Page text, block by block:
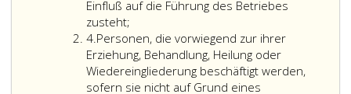
alle
Rahmen
eines
Betriebes
beschäftigten
3
Einfluß auf die Führung des Betriebes
zusteht;
4.Ziffer
4
Personen, die vorwiegend zur ihrer
Erziehung, Behandlung, Heilung oder
Wiedereingliederung beschäftigt werden,
sofern sie nicht auf Grund eines